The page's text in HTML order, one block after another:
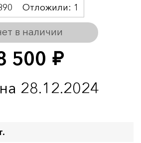
500 руб.
28.12.2024
в наличии
Отложили: 1